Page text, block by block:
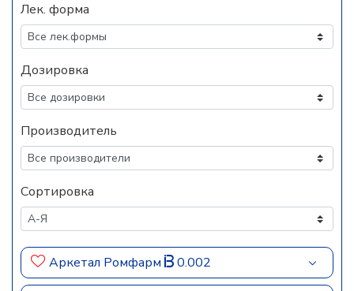
Лек. форма
Дозировка
Производитель
Сортировка
Аркетал Ромфарм 0.002